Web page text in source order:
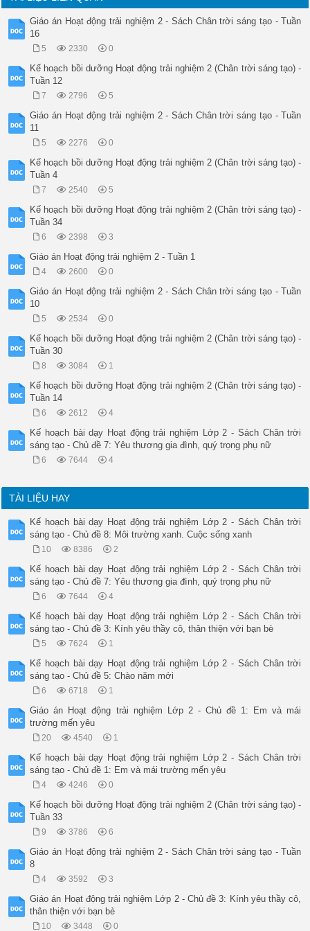
Giáo án Hoạt động trải nghiệm 2 - Sách Chân trời sáng tạo - Tuần
16
5 2330 0
Kế hoạch bồi dưỡng Hoạt động trải nghiệm 2 (Chân trời sáng tạo) -
Tuần 12
7 2796 5
Giáo án Hoạt động trải nghiệm 2 - Sách Chân trời sáng tạo - Tuần
11
5 2276 0
Kế hoạch bồi dưỡng Hoạt động trải nghiệm 2 (Chân trời sáng tạo) -
Tuần 4
7 2540 5
Kế hoạch bồi dưỡng Hoạt động trải nghiệm 2 (Chân trời sáng tạo) -
Tuần 34
6 2398 3
Giáo án Hoạt động trải nghiệm 2 - Tuần 1
4 2600 0
Giáo án Hoạt động trải nghiệm 2 - Sách Chân trời sáng tạo - Tuần
10
5 2534 0
Kế hoạch bồi dưỡng Hoạt động trải nghiệm 2 (Chân trời sáng tạo) -
Tuần 30
8 3084 1
Kế hoạch bồi dưỡng Hoạt động trải nghiệm 2 (Chân trời sáng tạo) -
Tuần 14
6 2612 4
Kế hoạch bài dạy Hoạt động trải nghiệm Lớp 2 - Sách Chân trời
sáng tạo - Chủ đề 7: Yêu thương gia đình, quý trọng phụ nữ
6 7644 4
TÀI LIỆU HAY
Kế hoạch bài dạy Hoạt động trải nghiệm Lớp 2 - Sách Chân trời
sáng tạo - Chủ đề 8: Môi trường xanh. Cuộc sống xanh
10 8386 2
Kế hoạch bài dạy Hoạt động trải nghiệm Lớp 2 - Sách Chân trời
sáng tạo - Chủ đề 7: Yêu thương gia đình, quý trọng phụ nữ
6 7644 4
Kế hoạch bài dạy Hoạt động trải nghiệm Lớp 2 - Sách Chân trời
sáng tạo - Chủ đề 3: Kính yêu thầy cô, thân thiện với bạn bè
5 7624 1
Kế hoạch bài dạy Hoạt động trải nghiệm Lớp 2 - Sách Chân trời
sáng tạo - Chủ đề 5: Chào năm mới
6 6718 1
Giáo án Hoạt động trải nghiệm Lớp 2 - Chủ đề 1: Em và mái
trường mến yêu
20 4540 1
Kế hoạch bài dạy Hoạt động trải nghiệm Lớp 2 - Sách Chân trời
sáng tạo - Chủ đề 1: Em và mái trường mến yêu
4 4246 0
Kế hoạch bồi dưỡng Hoạt động trải nghiệm 2 (Chân trời sáng tạo) -
Tuần 33
9 3786 6
Giáo án Hoạt động trải nghiệm 2 - Sách Chân trời sáng tạo - Tuần
8
4 3592 3
Giáo án Hoạt động trải nghiệm Lớp 2 - Chủ đề 3: Kính yêu thầy cô,
thân thiện với bạn bè
10 3448 0